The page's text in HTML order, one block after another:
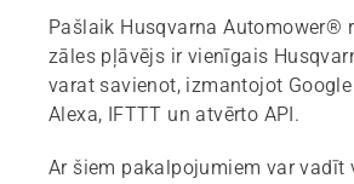
Pašlaik Husqvarna Automower®
zāles pļāvējs ir vienīgais
varat savienot, izmantojot
Alexa, IFTTT un atvērto API.
Ar šiem pakalpojumiem var vadīt